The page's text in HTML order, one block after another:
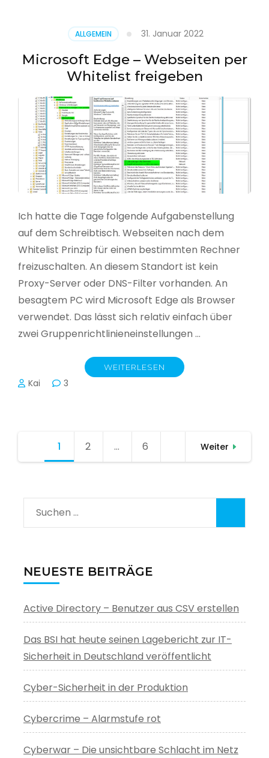
(UPN)
im
Active
Directory
ALLGEMEIN 31. Januar 2022
Microsoft Edge – Webseiten per
Whitelist freigeben
Ich hatte die Tage folgende Aufgabenstellung
auf dem Schreibtisch. Webseiten nach dem
Whitelist Prinzip für einen bestimmten Rechner
freizuschalten. An diesem Standort ist kein
Proxy-Server oder DNS-Filter vorhanden. An
besagtem PC wird Microsoft Edge als Browser
verwendet. Das lässt sich relativ einfach über
zwei Gruppenrichtlinieneinstellungen …
WEITERLESEN
Kai 3
Seitennummerierung
1 Seite
2 … Seite
6 Weiter
Suchen
nach:
NEUESTE BEITRÄGE
Active Directory – Benutzer aus CSV erstellen
Das BSI hat heute seinen Lagebericht zur IT-
Sicherheit in Deutschland veröffentlicht
Cyber-Sicherheit in der Produktion
Cybercrime – Alarmstufe rot
Cyberwar – Die unsichtbare Schlacht im Netz